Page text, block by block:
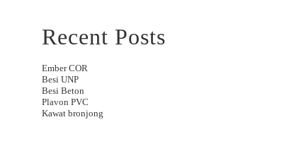
Recent Posts
Ember COR
Besi UNP
Besi Beton
Plavon PVC
Kawat bronjong